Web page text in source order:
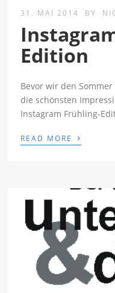
31. MAI 2014 BY
Edition
Bevor wir den
die schönsten
Instagram Frühling-
READ MORE ›